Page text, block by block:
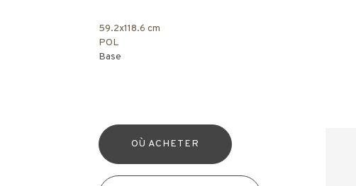
59.2x118.6 cm
POL
Base
OÙ ACHETER